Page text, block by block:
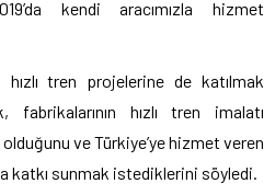
kendi aracımızla hizmet
hızlı tren projelerine de katılmak
hızlı tren imalatı
ve Türkiye’ye hizmet veren
katkı sunmak istediklerini söyledi.